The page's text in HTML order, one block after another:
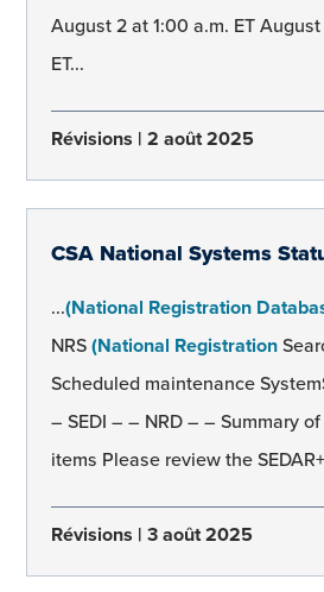
August 2 at 1:00 a.m. ET August
ET...
Révisions 2 août 2025
CSA National Systems
...(National Registration
NRS(National Registration
Scheduled maintenance
– SEDI – – NRD – – Summary of
items Please review the
Révisions 3 août 2025